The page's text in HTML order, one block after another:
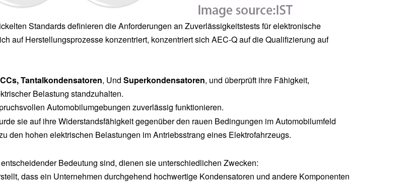
Standards definieren die Anforderungen an Zuverlässigkeitstests für elektronische
auf Herstellungsprozesse konzentriert, konzentriert sich AEC-Q auf die Qualifizierung auf
Tantalkondensatoren, UndSuperkondensatoren, und überprüft ihre Fähigkeit,
Belastung standzuhalten.
Automobilumgebungen zuverlässig funktionieren.
sie auf ihre Widerstandsfähigkeit gegenüber den rauen Bedingungen im Automobilumfeld
den hohen elektrischen Belastungen im Antriebsstrang eines Elektrofahrzeugs.
Bedeutung sind, dienen sie unterschiedlichen Zwecken:
dass ein Unternehmen durchgehend hochwertige Kondensatoren und andere Komponenten